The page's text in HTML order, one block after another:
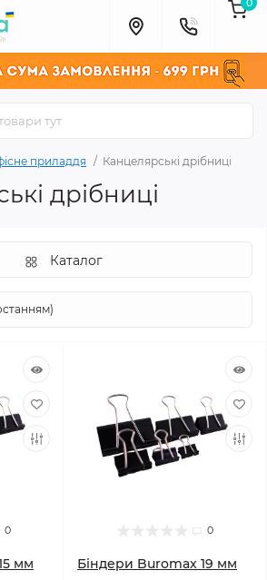
приладдя Канцелярські дрібниці
дрібниці
Каталог
0
мм
0
Біндери Buromax 19 мм